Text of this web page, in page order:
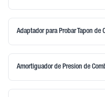
Adaptador para Probar Tapon de
Amortiguador de Presion de